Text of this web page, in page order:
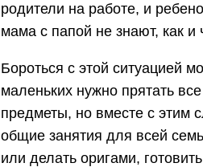
родители на работе, и
мама с папой не знают, как и
Бороться с этой ситуацией
маленьких нужно прятать
предметы, но вместе с этим
общие занятия для всей
или делать оригами,